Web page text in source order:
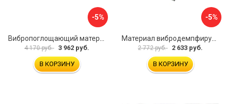
-5%
4 170 руб. 3 962 руб.
В КОРЗИНУ
-5%
2 772 руб. 2 633 руб.
В КОРЗИНУ